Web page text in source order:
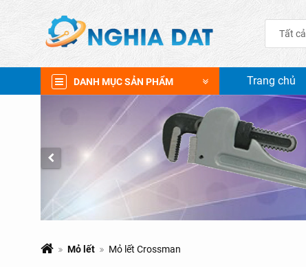
Tất cả
DANH MỤC SẢN PHẨM Trang chủ
Mỏ lết Mỏ lết Crossman